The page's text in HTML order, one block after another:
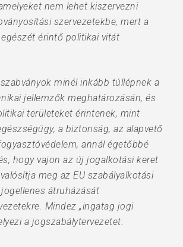
nem lehet kiszervezni
szervezetekbe, mert a
érintő politikai vitát
minél inkább túllépnek a
jellemzők meghatározásán, és
területeket érintenek, mint
a biztonság, az alapvető
annál égetőbbé
hogy vajon az új jogalkotási keret
meg az EU szabályalkotási
átruházását
Mindez „ingatag jogi
a jogszabálytervezetet.